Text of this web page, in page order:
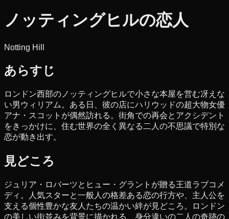
ノッティングヒルの恋人
Notting Hill
あらすじ
ロンドン西部のノッティングヒルで小さな本屋を営む冴えな
い男ウィリアム。ある日、彼の店にハリウッドの超大物女優
アナ・スコットが偶然訪れる。街角での再会とアクシデント
をきっかけに、住む世界の全く異なる二人の不思議で特別な
恋が動き出す。
見どころ
ジュリア・ロバーツとヒュー・グラントが贈る王道ラブコメ
ディ。人気スターと一般人の格差ある恋の行方や、主人公を
支える個性豊かな友人たちの温かい絆が見どころ。ロンドン
の美しい街並みを背景に描かれる、身分違いの二人の奇跡の